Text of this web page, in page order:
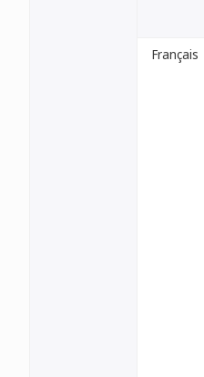
Français